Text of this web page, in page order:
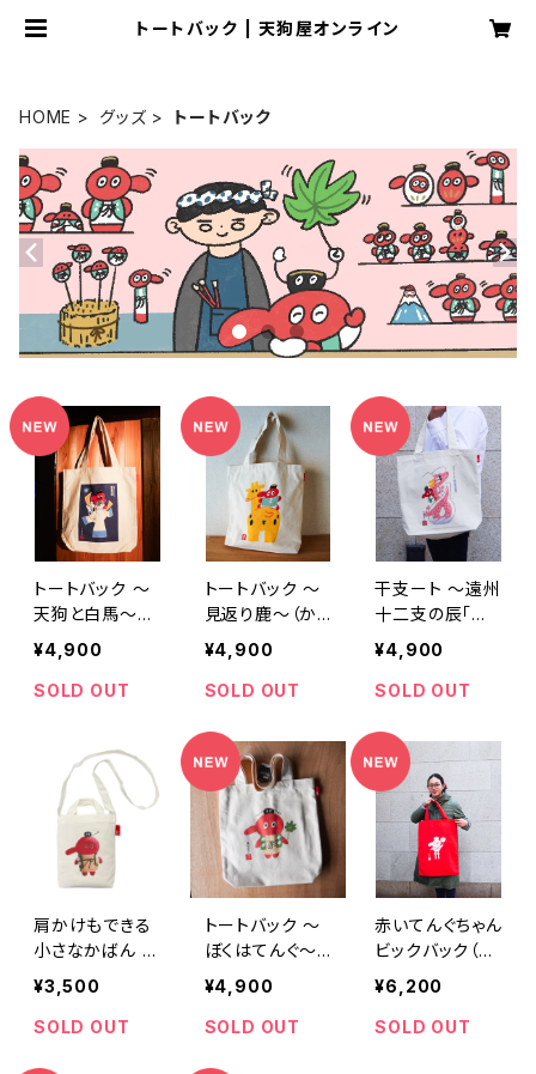
トートバック | 天狗屋オンライン
HOME グッズ トートバック
トートバック 〜
天狗と白馬〜
（かばん部分 高
さ約39cm）
¥4,900
SOLD OUT
トートバック 〜
見返り鹿〜（か
ばん部分 高さ約
39cm）
¥4,900
SOLD OUT
干支ート 〜遠州
十二支の辰「池
の平の幻の
池」」〜（かばん
部分 高さ約39c
¥4,900
SOLD OUT
肩かけもできる
小さなかばん ~
ぼくは天狗~（高
さ約22cm）
¥3,500
SOLD OUT
トートバック 〜
ぼくはてんぐ〜
（かばん部分 高
さ約39cm）
¥4,900
SOLD OUT
赤いてんぐちゃん
ビックバック（か
ばん部分 高さ約
52cm）
¥6,200
SOLD OUT